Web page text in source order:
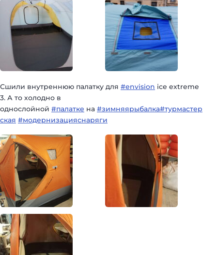
Сшили внутреннюю палатку для #envision ice extreme
3. А то холодно в
однослойной #палатке на #зимняярыбалка#турмастер
ская #модернизацияснаряги